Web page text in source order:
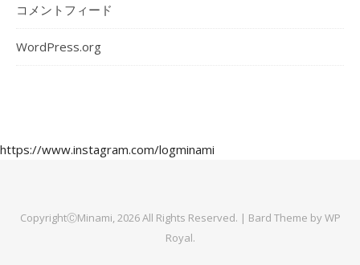
コメントフィード
WordPress.org
https://www.instagram.com/logminami
CopyrightⒸMinami, 2026 All Rights Reserved. | Bard Theme byWP
Royal.